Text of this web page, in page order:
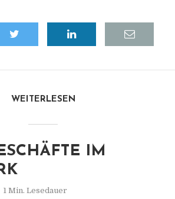
WEITERLESEN
IM
1 Min. Lesedauer